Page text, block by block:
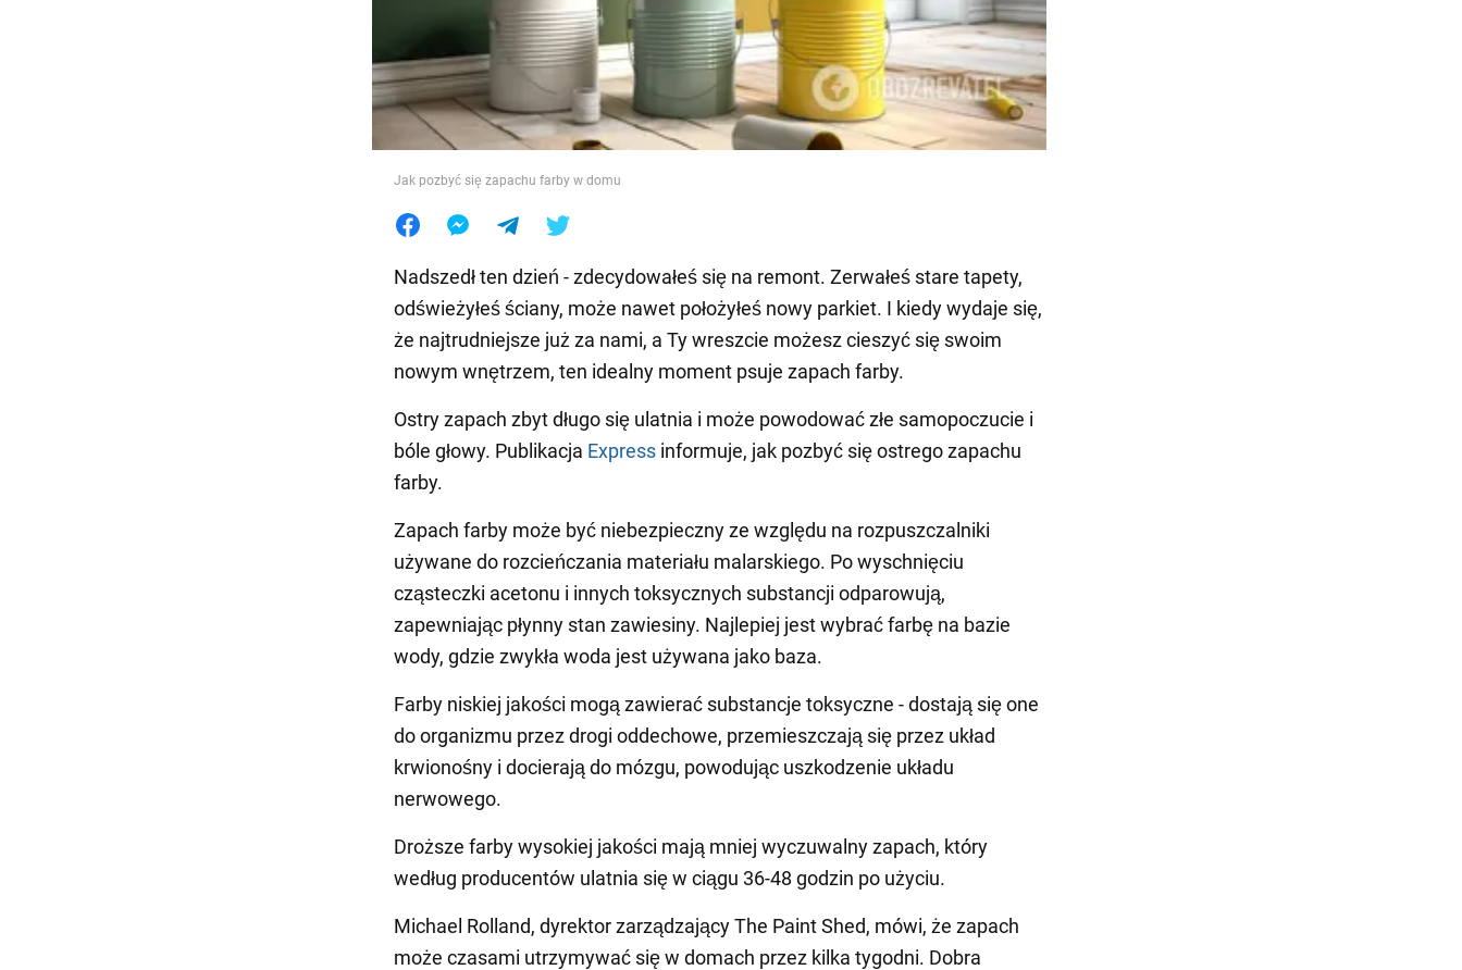
Jedzenie
Jak pozbyć się zapachu farby w domu
Nadszedł ten dzień - zdecydowałeś się na remont. Zerwałeś stare tapety,
odświeżyłeś ściany, może nawet położyłeś nowy parkiet. I kiedy wydaje się,
że najtrudniejsze już za nami, a Ty wreszcie możesz cieszyć się swoim
nowym wnętrzem, ten idealny moment psuje zapach farby.
Ostry zapach zbyt długo się ulatnia i może powodować złe samopoczucie i
bóle głowy. Publikacja Express informuje, jak pozbyć się ostrego zapachu
farby.
Zapach farby może być niebezpieczny ze względu na rozpuszczalniki
używane do rozcieńczania materiału malarskiego. Po wyschnięciu
cząsteczki acetonu i innych toksycznych substancji odparowują,
zapewniając płynny stan zawiesiny. Najlepiej jest wybrać farbę na bazie
wody, gdzie zwykła woda jest używana jako baza.
Farby niskiej jakości mogą zawierać substancje toksyczne - dostają się one
do organizmu przez drogi oddechowe, przemieszczają się przez układ
krwionośny i docierają do mózgu, powodując uszkodzenie układu
nerwowego.
Droższe farby wysokiej jakości mają mniej wyczuwalny zapach, który
według producentów ulatnia się w ciągu 36-48 godzin po użyciu.
Michael Rolland, dyrektor zarządzający The Paint Shed, mówi, że zapach
może czasami utrzymywać się w domach przez kilka tygodni. Dobra